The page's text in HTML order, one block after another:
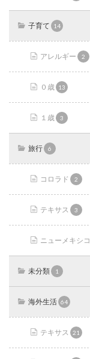
子育て 14
アレルギー 2
０歳 13
１歳 3
旅行 6
コロラド 2
テキサス 3
ニューメキシコ
未分類 1
海外生活 64
テキサス 21